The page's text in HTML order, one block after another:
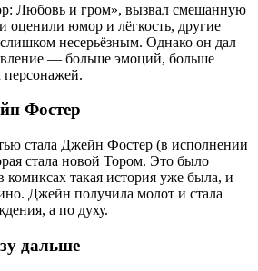
Любовь и гром», вызвал смешанную
оценили юмор и лёгкость, другие
несерьёзным. Однако он дал
— больше эмоций, больше
Фостер
стала Джейн Фостер (в исполнении
стала новой Тором. Это было
комиксах такая история уже была, и
Джейн получила молот и стала
а по духу.
дальше